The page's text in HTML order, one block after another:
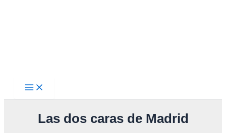
Las dos caras de Madrid